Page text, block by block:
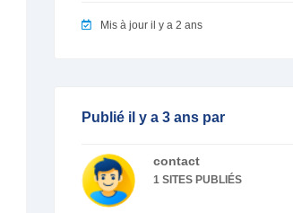
Mis à jour il y a 2 ans
Publié il y a 3 ans par
contact
1 SITES PUBLIÉS